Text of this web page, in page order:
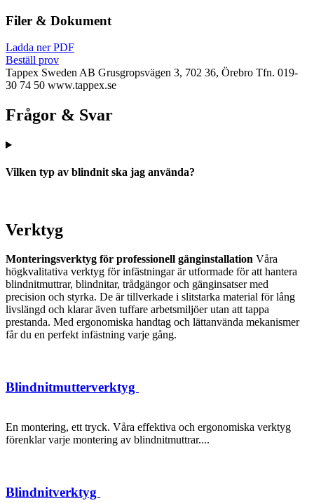
Filer & Dokument
Ladda ner PDF
Beställ prov
Tappex Sweden AB Grusgropsvägen 3, 702 36, Örebro Tfn. 019-
30 74 50 www.tappex.se
Frågor & Svar
Vilken typ av blindnit ska jag använda?
Verktyg
Monteringsverktyg för professionell gänginstallation Våra
högkvalitativa verktyg för infästningar är utformade för att hantera
blindnitmuttrar, blindnitar, trådgängor och gänginsatser med
precision och styrka. De är tillverkade i slitstarka material för lång
livslängd och klarar även tuffare arbetsmiljöer utan att tappa
prestanda. Med ergonomiska handtag och lättanvända mekanismer
får du en perfekt infästning varje gång.
Blindnitmutterverktyg
En montering, ett tryck. Våra effektiva och ergonomiska verktyg
förenklar varje montering av blindnitmuttrar....
Blindnitverktyg